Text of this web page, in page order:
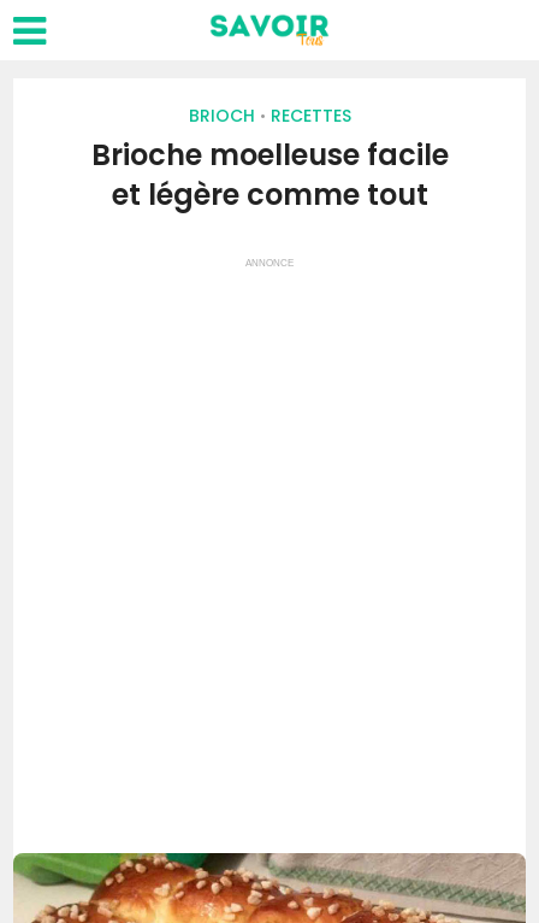
BRIOCH • RECETTES
Brioche moelleuse facile
et légère comme tout
ANNONCE